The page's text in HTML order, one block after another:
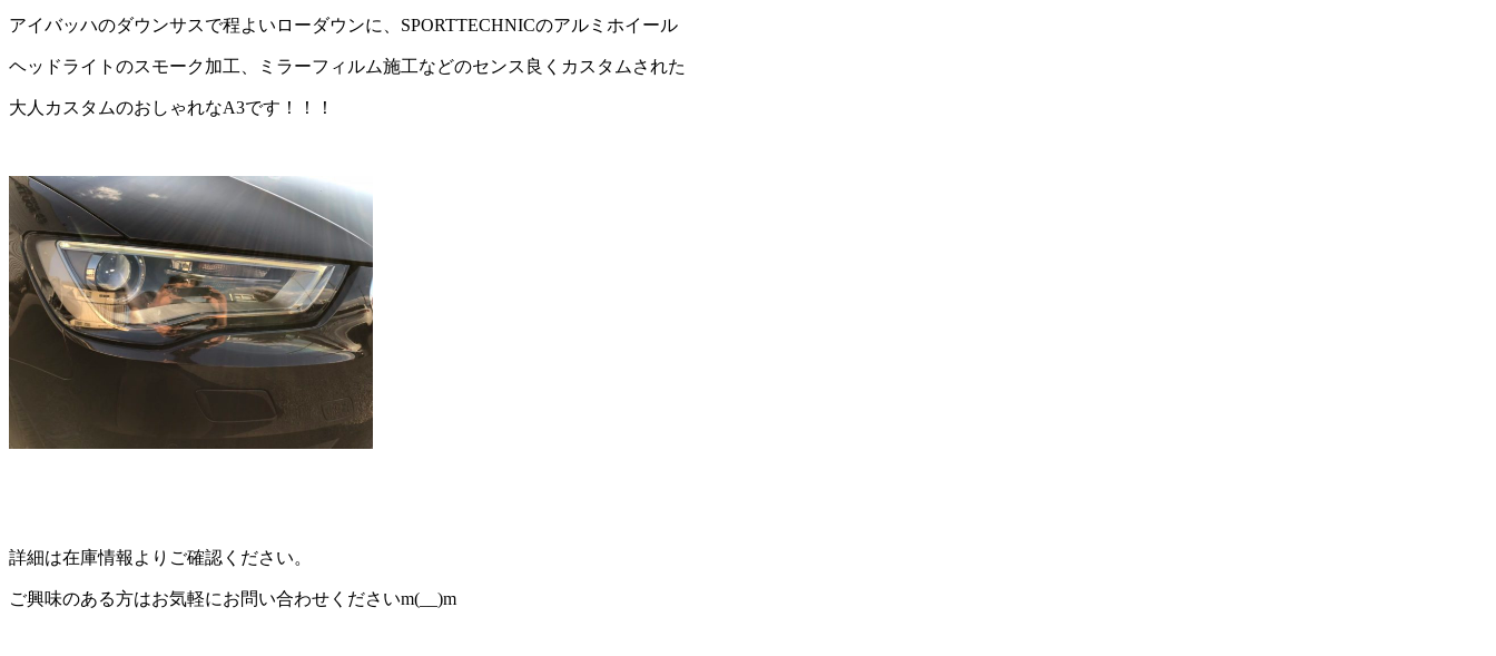
アイバッハのダウンサスで程よいローダウンに、SPORTTECHNICのアルミホイール
ヘッドライトのスモーク加工、ミラーフィルム施工などのセンス良くカスタムされた
大人カスタムのおしゃれなA3です！！！
詳細は在庫情報よりご確認ください。
ご興味のある方はお気軽にお問い合わせくださいm(__)m